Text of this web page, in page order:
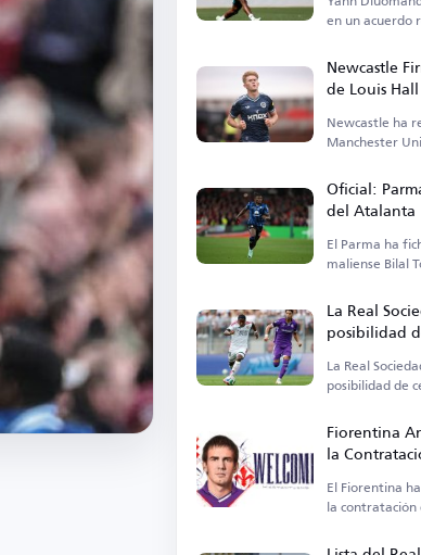
en un acuerdo
Newcastle
de Louis
Manchester
Newcastle ha
Manchester
Oficial:
del Atalanta
El Parma ha
maliense Bilal
La Real
posibilidad
La Real
posibilidad de
Fiorentina
la
El Fiorentina
la